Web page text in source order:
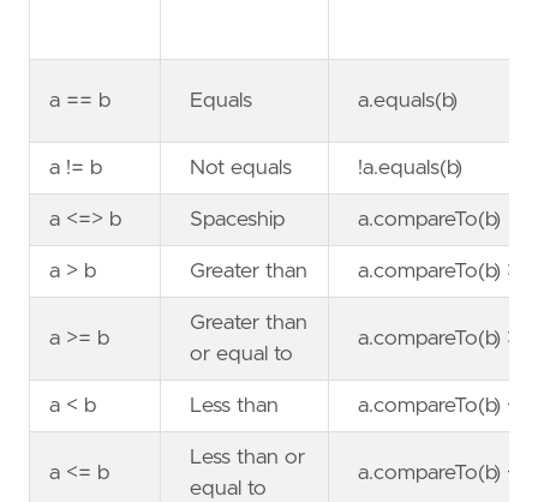
a == b Equals a.equals(b)
a != b Not equals !a.equals(b)
a <=> b Spaceship a.compareTo(b)
a > b Greater than a.compareTo(b) > 0
a >= b
Greater than
or equal to
a.compareTo(b)
a < b Less than a.compareTo(b) < 0
a <= b
Less than or
equal to
a.compareTo(b)